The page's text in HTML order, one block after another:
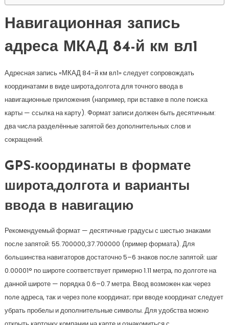
Навигационная запись
адреса МКАД 84-й км вл1
Адресная запись «МКАД 84-й км вл1» следует сопровождать
координатами в виде широта,долгота для точного ввода в
навигационные приложения (например, при вставке в поле поиска
карты — ссылка на карту). Формат записи должен быть десятичным:
два числа разделённые запятой без дополнительных слов и
сокращений.
GPS-координаты в формате
широта,долгота и варианты
ввода в навигацию
Рекомендуемый формат — десятичные градусы с шестью знаками
после запятой: 55.700000,37.700000 (пример формата). Для
большинства навигаторов достаточно 5–6 знаков после запятой: шаг
0.00001° по широте соответствует примерно 1.11 метра, по долготе на
данной широте — порядка 0.6–0.7 метра. Ввод возможен как через
поле адреса, так и через поле координат; при вводе координат следует
убрать пробелы и дополнительные символы. Для удобства можно